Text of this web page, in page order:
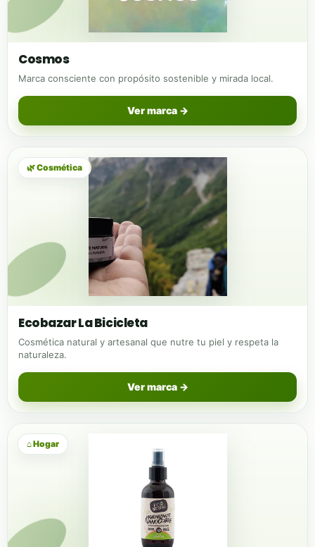
Cosmos
Marca consciente con propósito sostenible y mirada local.
Ver marca →
🌿 Cosmética
Ecobazar La Bicicleta
Cosmética natural y artesanal que nutre tu piel y respeta la
naturaleza.
Ver marca →
⌂ Hogar